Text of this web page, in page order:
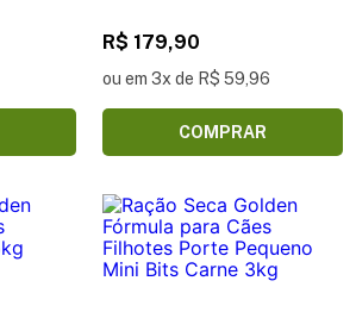
R$ 179,90
ou em 3x de R$ 59,96
COMPRAR